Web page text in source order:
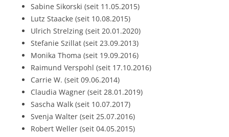
Sabine Sikorski (seit 11.05.2015)
Lutz Staacke (seit 10.08.2015)
Ulrich Strelzing (seit 20.01.2020)
Stefanie Szillat (seit 23.09.2013)
Monika Thoma (seit 19.09.2016)
Raimund Verspohl (seit 17.10.2016)
Carrie W. (seit 09.06.2014)
Claudia Wagner (seit 28.01.2019)
Sascha Walk (seit 10.07.2017)
Svenja Walter (seit 25.07.2016)
Robert Weller (seit 04.05.2015)